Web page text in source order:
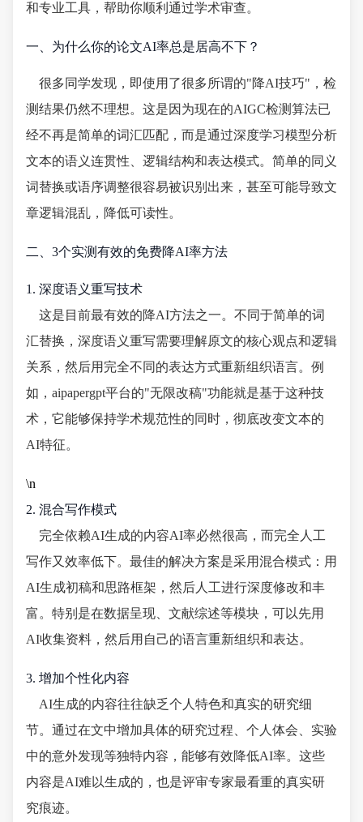
和专业工具，帮助你顺利通过学术审查。
一、为什么你的论文AI率总是居高不下？
很多同学发现，即使用了很多所谓的"降AI技巧"，检
测结果仍然不理想。这是因为现在的AIGC检测算法已
经不再是简单的词汇匹配，而是通过深度学习模型分析
文本的语义连贯性、逻辑结构和表达模式。简单的同义
词替换或语序调整很容易被识别出来，甚至可能导致文
章逻辑混乱，降低可读性。
二、3个实测有效的免费降AI率方法
1. 深度语义重写技术
这是目前最有效的降AI方法之一。不同于简单的词
汇替换，深度语义重写需要理解原文的核心观点和逻辑
关系，然后用完全不同的表达方式重新组织语言。例
如，aipapergpt平台的"无限改稿"功能就是基于这种技
术，它能够保持学术规范性的同时，彻底改变文本的
AI特征。
\n
2. 混合写作模式
完全依赖AI生成的内容AI率必然很高，而完全人工
写作又效率低下。最佳的解决方案是采用混合模式：用
AI生成初稿和思路框架，然后人工进行深度修改和丰
富。特别是在数据呈现、文献综述等模块，可以先用
AI收集资料，然后用自己的语言重新组织和表达。
3. 增加个性化内容
AI生成的内容往往缺乏个人特色和真实的研究细
节。通过在文中增加具体的研究过程、个人体会、实验
中的意外发现等独特内容，能够有效降低AI率。这些
内容是AI难以生成的，也是评审专家最看重的真实研
究痕迹。